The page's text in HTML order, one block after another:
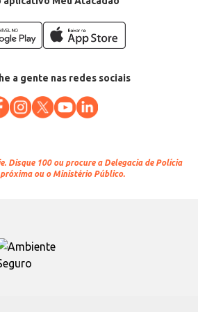
a gente nas redes sociais
Disque 100 ou procure a Delegacia de Polícia
ou o Ministério Público.